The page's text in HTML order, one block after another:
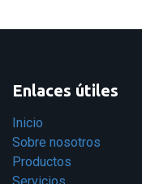
Enlaces útiles
Inicio
Sobre nosotros
Productos
Servicios